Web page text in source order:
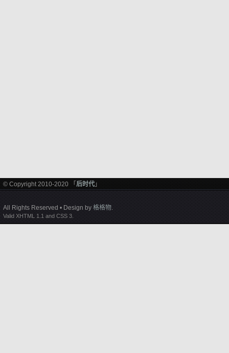
© Copyright 2010-2020 「 后时代 」
All Rights Reserved • Design by 格格物.
Valid XHTML 1.1 and CSS 3.